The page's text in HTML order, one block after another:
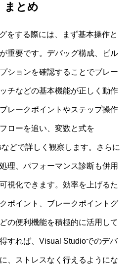
まとめ
をする際には、まず基本操作と
重要です。デバッグ構成、ビル
ションを確認することでブレー
チなどの基本機能が正しく動作
レークポイントやステップ操作
ローを追い、変数と式を
どで詳しく観察します。さらに
理、パフォーマンス診断も併用
視化できます。効率を上げるた
ポイント、ブレークポイントグ
の便利機能を積極的に活用して
すれば、Visual Studioでのデバ
、ストレスなく行えるようにな